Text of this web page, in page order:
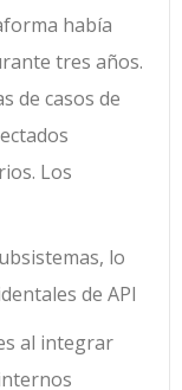
había
tres años.
de casos de
Los
lo
de API
al integrar